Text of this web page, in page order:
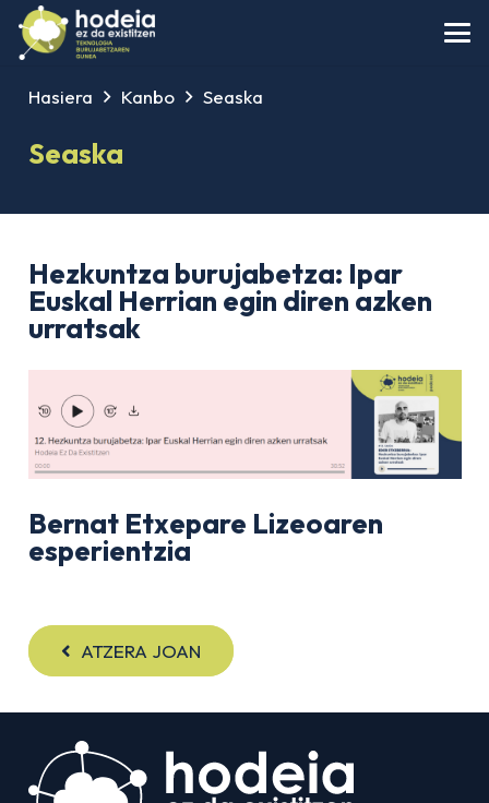
Hasiera Kanbo Seaska
Seaska
Hezkuntza burujabetza: Ipar
Euskal Herrian egin diren azken
urratsak
Bernat Etxepare Lizeoaren
esperientzia
ATZERA JOAN